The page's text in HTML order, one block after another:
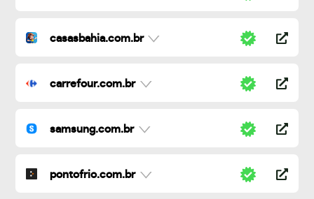
casasbahia.com.br
carrefour.com.br
samsung.com.br
pontofrio.com.br